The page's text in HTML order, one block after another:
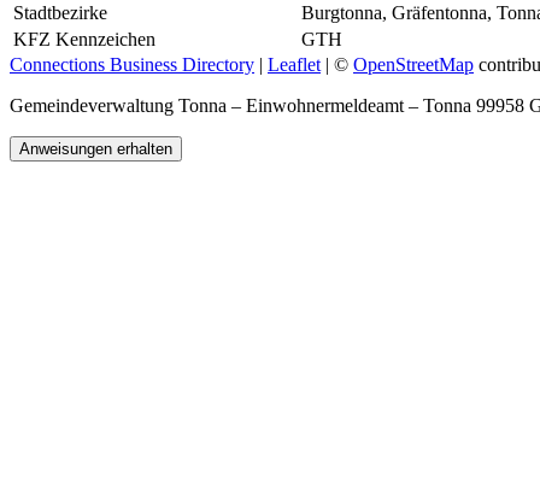
Stadtbezirke
Burgtonna, Gräfentonna,
KFZ Kennzeichen
GTH
Connections Business Directory | Leaflet | © OpenStreetMap
Gemeindeverwaltung Tonna – Einwohnermeldeamt – Tonna 99958
Anweisungen erhalten